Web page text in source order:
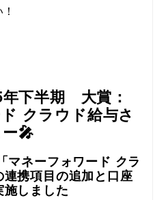
年下半期 大賞：
クラウド給与さ
🎤
マネーフォワード クラ
携項目の追加と口座
しました